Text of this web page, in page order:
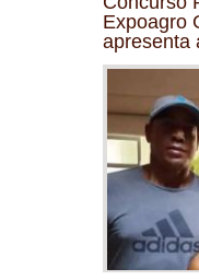
Expoagro
apresenta